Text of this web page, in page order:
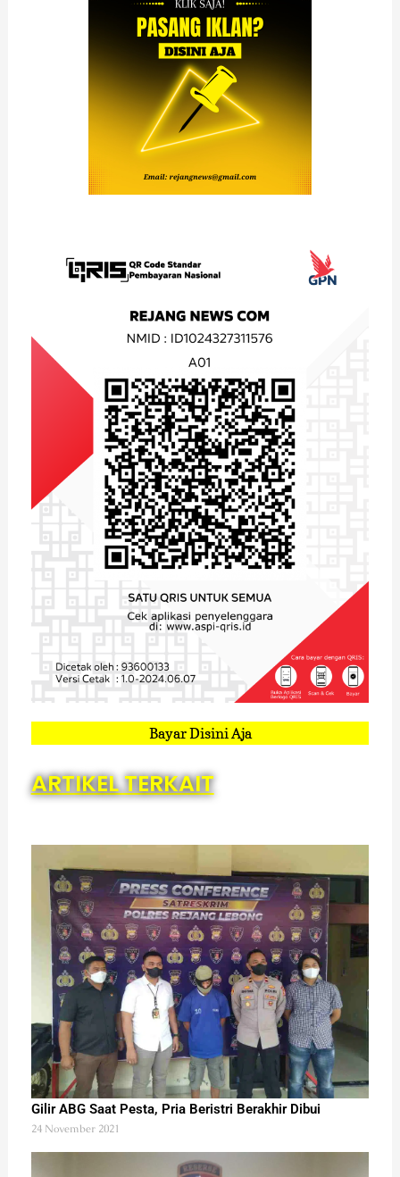
Bayar Disini Aja
ARTIKEL TERKAIT
Gilir ABG Saat Pesta, Pria Beristri Berakhir Dibui
24 November 2021